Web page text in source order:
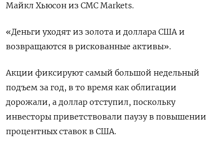
Майкл Хьюсон из CMC Markets.
«Деньги уходят из золота и доллара США и
возвращаются в рискованные активы».
Акции фиксируют самый большой недельный
подъем за год, в то время как облигации
дорожали, а доллар отступил, поскольку
инвесторы приветствовали паузу в повышении
процентных ставок в США.